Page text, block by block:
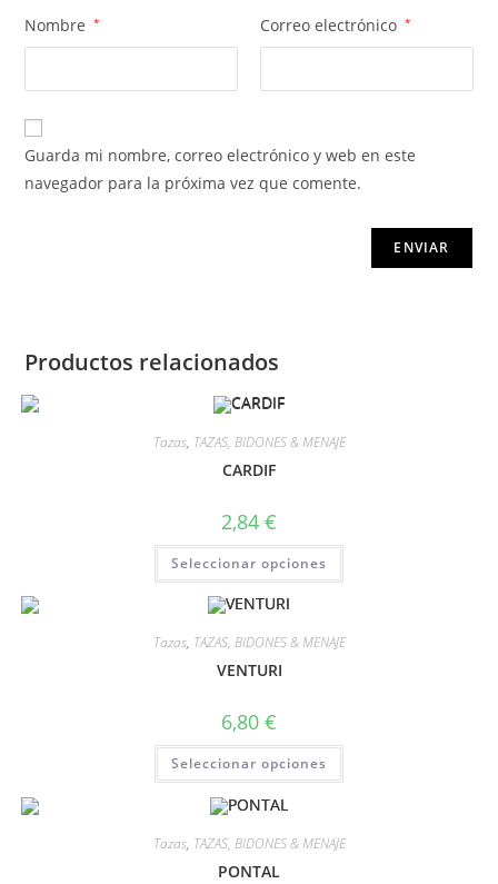
Nombre * Correo electrónico *
Guarda mi nombre, correo electrónico y web en este
navegador para la próxima vez que comente.
Productos relacionados
Tazas, TAZAS, BIDONES & MENAJE
CARDIF
2,84 €
Seleccionar opciones
Tazas, TAZAS, BIDONES & MENAJE
VENTURI
6,80 €
Seleccionar opciones
Tazas, TAZAS, BIDONES & MENAJE
PONTAL